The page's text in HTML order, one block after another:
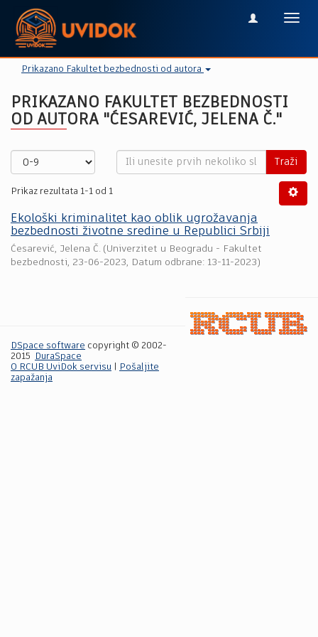
Prikazano Fakultet bezbednosti od autora
PRIKAZANO FAKULTET BEZBEDNOSTI
OD AUTORA "ĆESAREVIĆ, JELENA Č."
Traži
Prikaz rezultata 1-1 od 1
Ekološki kriminalitet kao oblik ugrožavanja
bezbednosti životne sredine u Republici Srbiji
Ćesarević, Jelena Č. (Univerzitet u Beogradu - Fakultet
bezbednosti, 23-06-2023, Datum odbrane: 13-11-2023)
DSpace software copyright © 2002-
2015
DuraSpace
O RCUB UviDok servisu
Pošaljite
zapažanja